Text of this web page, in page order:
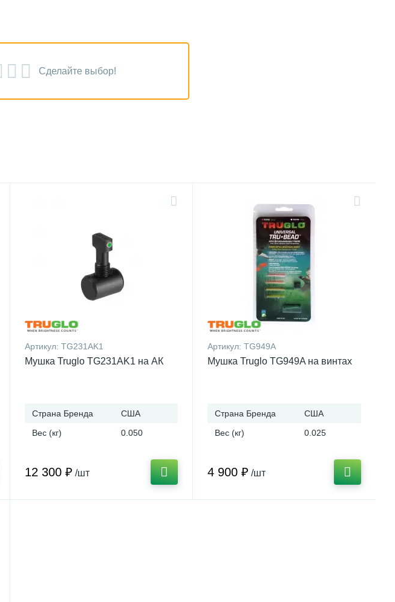
Сделайте выбор!
Артикул: TG231AK1
Мушка Truglo TG231AK1 на АК
Страна Бренда
США
Вес (кг)
0.050
12 300 ₽ /шт
Артикул: TG949A
Мушка Truglo TG949A на винтах
Страна Бренда
США
Вес (кг)
0.025
4 900 ₽ /шт